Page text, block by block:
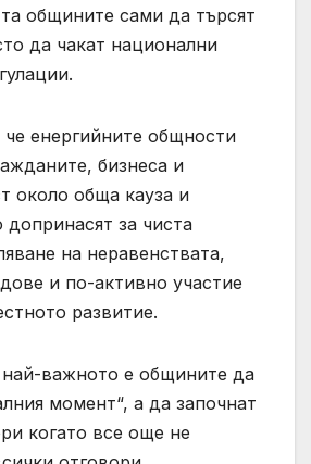
общините сами да търсят
да чакат национални
енергийните общности
бизнеса и
около обща кауза и
за чиста
на неравенствата,
и по-активно участие
развитие.
важното е общините да
момент“, а да започнат
когато все още не